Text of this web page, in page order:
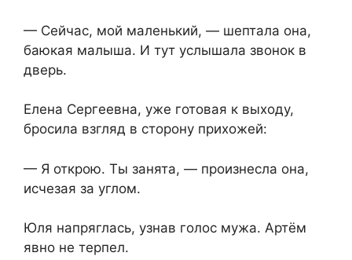
— Сейчас, мой маленький, — шептала она,
баюкая малыша. И тут услышала звонок в
дверь.
Елена Сергеевна, уже готовая к выходу,
бросила взгляд в сторону прихожей:
— Я открою. Ты занята, — произнесла она,
исчезая за углом.
Юля напряглась, узнав голос мужа. Артём
явно не терпел.